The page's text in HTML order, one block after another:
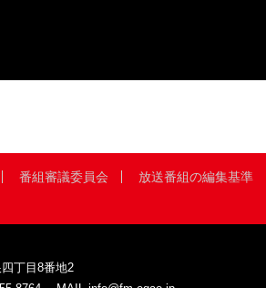
番組審議委員会 放送番組の編集基準
丁目8番地2